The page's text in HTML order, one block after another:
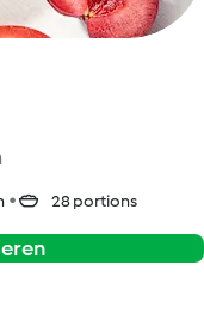
28 portions